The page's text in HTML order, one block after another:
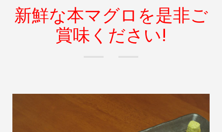
新鮮な本マグロを是非ご
賞味ください!